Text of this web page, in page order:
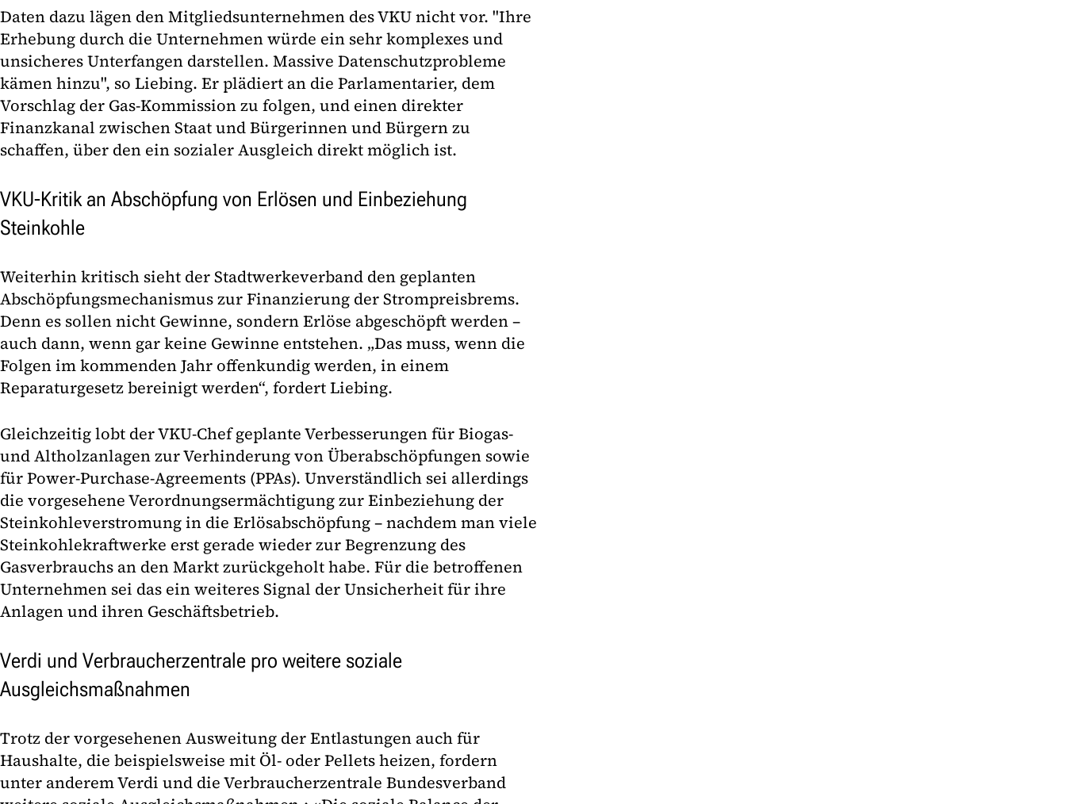
Daten dazu lägen den Mitgliedsunternehmen des VKU nicht vor. "Ihre
Erhebung durch die Unternehmen würde ein sehr komplexes und
unsicheres Unterfangen darstellen. Massive Datenschutzprobleme
kämen hinzu", so Liebing. Er plädiert an die Parlamentarier, dem
Vorschlag der Gas-Kommission zu folgen, und einen direkter
Finanzkanal zwischen Staat und Bürgerinnen und Bürgern zu
schaffen, über den ein sozialer Ausgleich direkt möglich ist.
VKU-Kritik an Abschöpfung von Erlösen und Einbeziehung
Steinkohle
Weiterhin kritisch sieht der Stadtwerkeverband den geplanten
Abschöpfungsmechanismus zur Finanzierung der Strompreisbrems.
Denn es sollen nicht Gewinne, sondern Erlöse abgeschöpft werden –
auch dann, wenn gar keine Gewinne entstehen. „Das muss, wenn die
Folgen im kommenden Jahr offenkundig werden, in einem
Reparaturgesetz bereinigt werden“, fordert Liebing.
Gleichzeitig lobt der VKU-Chef geplante Verbesserungen für Biogas-
und Altholzanlagen zur Verhinderung von Überabschöpfungen sowie
für Power-Purchase-Agreements (PPAs). Unverständlich sei allerdings
die vorgesehene Verordnungsermächtigung zur Einbeziehung der
Steinkohleverstromung in die Erlösabschöpfung – nachdem man viele
Steinkohlekraftwerke erst gerade wieder zur Begrenzung des
Gasverbrauchs an den Markt zurückgeholt habe. Für die betroffenen
Unternehmen sei das ein weiteres Signal der Unsicherheit für ihre
Anlagen und ihren Geschäftsbetrieb.
Verdi und Verbraucherzentrale pro weitere soziale
Ausgleichsmaßnahmen
Trotz der vorgesehenen Ausweitung der Entlastungen auch für
Haushalte, die beispielsweise mit Öl- oder Pellets heizen, fordern
unter anderem Verdi und die Verbraucherzentrale Bundesverband